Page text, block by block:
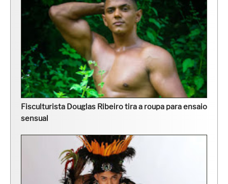
Fisculturista Douglas Ribeiro tira a roupa para ensaio
sensual